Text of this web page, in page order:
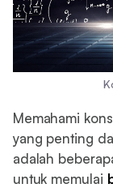
Memahami
yang penting
adalah
untuk memulai